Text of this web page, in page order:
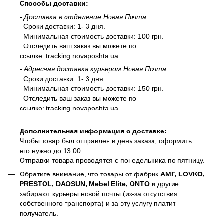
Способы доставки:
- Доставка в отделение Новая Почта
Сроки доставки: 1- 3 дня.
Минимальная стоимость доставки: 100 грн.
Отследить ваш заказ вы можете по
ссылке: tracking.novaposhta.ua.
- Адресная доставка курьером Новая Почта
Сроки доставки: 1- 3 дня.
Минимальная стоимость доставки: 150 грн.
Отследить ваш заказ вы можете по
ссылке: tracking.novaposhta.ua.
Дополнительная информация о доставке:
Чтобы товар был отправлен в день заказа, оформить
его нужно до 13:00.
Отправки товара проводятся с понедельника по пятницу.
Обратите внимание, что товары от фабрик AMF, LOVKO,
PRESTOL, DAOSUN, Mebel Elite, ONTO и другие
забирают курьеры новой почты (из-за отсутствия
собственного транспорта) и за эту услугу платит
получатель.